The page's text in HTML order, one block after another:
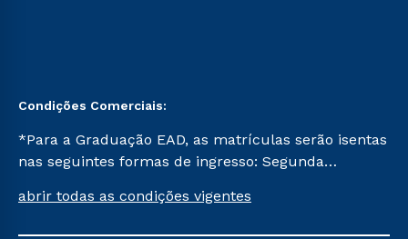
Condições Comerciais:
*Para a Graduação EAD, as matrículas serão isentas
nas seguintes formas de ingresso: Segunda
Já para as demais, a taxa de matrícula será de R$
abrir todas as condições vigentes